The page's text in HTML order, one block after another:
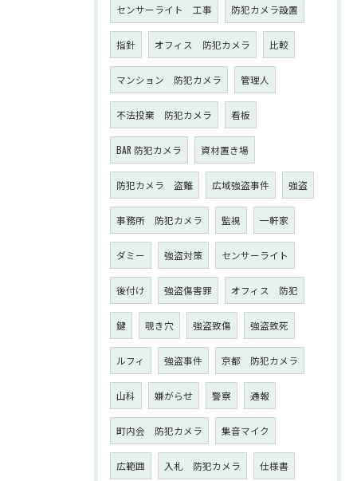
センサーライト 工事 防犯カメラ設置
指針 オフィス 防犯カメラ 比較
マンション 防犯カメラ 管理人
不法投棄 防犯カメラ 看板
BAR 防犯カメラ 資材置き場
防犯カメラ 盗難 広域強盗事件 強盗
事務所 防犯カメラ 監視 一軒家
ダミー 強盗対策 センサーライト
後付け 強盗傷害罪 オフィス 防犯
鍵 覗き穴 強盗致傷 強盗致死
ルフィ 強盗事件 京都 防犯カメラ
山科 嫌がらせ 警察 通報
町内会 防犯カメラ 集音マイク
広範囲 入札 防犯カメラ 仕様書